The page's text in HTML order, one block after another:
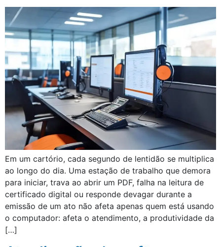
Em um cartório, cada segundo de lentidão se multiplica
ao longo do dia. Uma estação de trabalho que demora
para iniciar, trava ao abrir um PDF, falha na leitura de
certificado digital ou responde devagar durante a
emissão de um ato não afeta apenas quem está usando
o computador: afeta o atendimento, a produtividade da
[…]